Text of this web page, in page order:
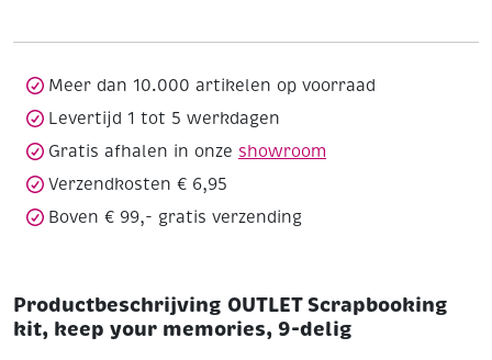
9-
delig
Meer dan 10.000 artikelen op voorraad
Levertijd 1 tot 5 werkdagen
Gratis afhalen in onze showroom
Verzendkosten € 6,95
Boven € 99,- gratis verzending
Productbeschrijving OUTLET Scrapbooking
kit, keep your memories, 9-delig